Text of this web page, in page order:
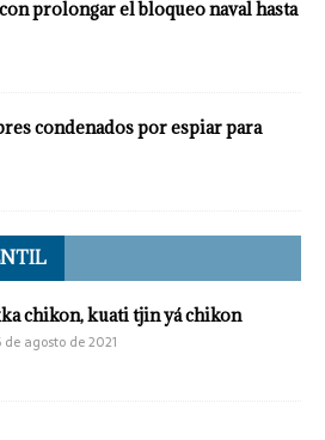
prolongar el bloqueo naval hasta
condenados por espiar para
chikon, kuati tjin yá chikon
de agosto de 2021